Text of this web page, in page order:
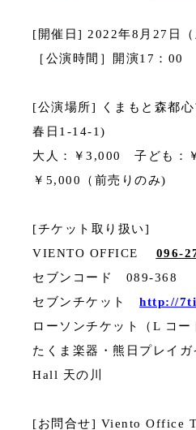
[開催日] 2022年8月27日（
［公演時間］開演17：00
[公演場所] くまもと森都
春日1-14-1)
大人：￥3,000 子ども：
￥5,000（前売りのみ)
[チケット取り扱い]
VIENTO OFFICE 096-
セブンコード 089-368
セブンチケット http://
ローソンチケット（L コー
たくま楽器・熊日プレイ
Hall 天の川
[お問合せ] Viento Office